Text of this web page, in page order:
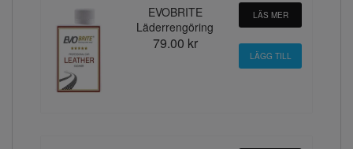
EVOBRITE
Läderrengöring
79.00 kr
LÄS MER